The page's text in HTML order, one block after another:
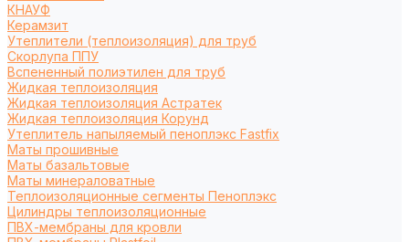
КНАУФ
Керамзит
Утеплители (теплоизоляция) для труб
Cкорлупа ППУ
Вспененный полиэтилен для труб
Жидкая теплоизоляция
Жидкая теплоизоляция Астратек
Жидкая теплоизоляция Корунд
Утеплитель напыляемый пеноплэкс Fastfix
Маты прошивные
Маты базальтовые
Маты минераловатные
Теплоизоляционные сегменты Пеноплэкс
Цилиндры теплоизоляционные
ПВХ-мембраны для кровли